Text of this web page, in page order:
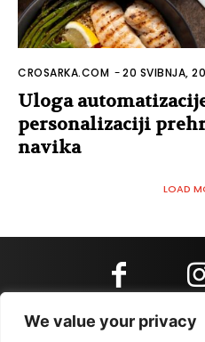
We value your privacy
CROSARKA.COM -20 SVIBNJA,
Uloga
personalizaciji
navika
LOAD